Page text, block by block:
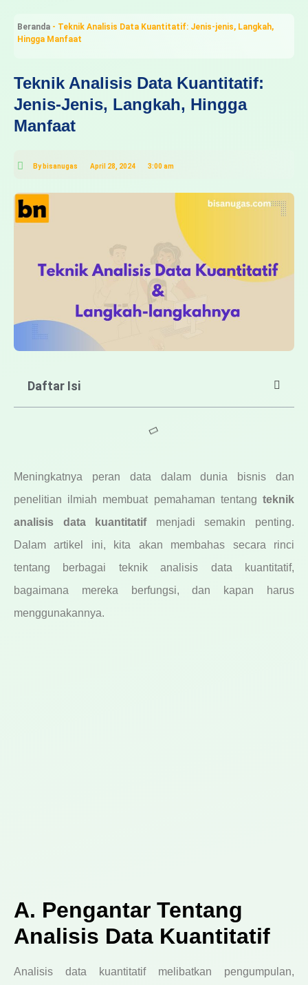
Beranda - Teknik Analisis Data Kuantitatif: Jenis-jenis, Langkah,
Hingga Manfaat
Teknik Analisis Data Kuantitatif:
Jenis-Jenis, Langkah, Hingga
Manfaat
Bybisanugas April 28, 2024 3:00 am
Daftar Isi
Meningkatnya peran data dalam dunia bisnis dan
penelitian ilmiah membuat pemahaman tentang teknik
analisis data kuantitatifmenjadi semakin penting.
Dalam artikel ini, kita akan membahas secara rinci
tentang berbagai teknik analisis data kuantitatif,
bagaimana mereka berfungsi, dan kapan harus
menggunakannya.
A. Pengantar Tentang
Analisis Data Kuantitatif
Analisis data kuantitatif melibatkan pengumpulan,